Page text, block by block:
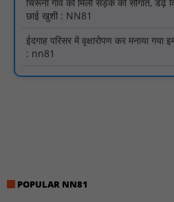
ईदगाह परिसर में वृक्षारोपण कर मनाया गया
: nn81
मगरौनी पुलिस की बड़ी कार्रवाई लंबे समय से
वारंटी गिरफ्तार : NN81
POPULAR NN81